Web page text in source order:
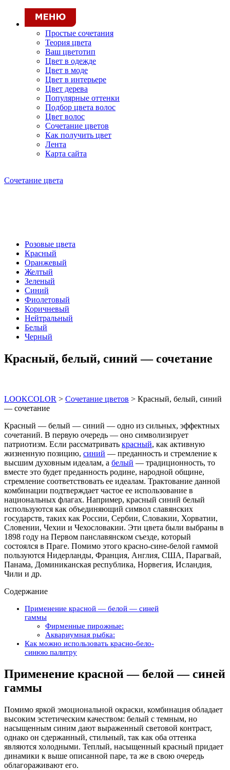
Простые сочетания
Теория цвета
Ваш цветотип
Цвет в одежде
Цвет в моде
Цвет в интерьере
Цвет дерева
Популярные оттенки
Подбор цвета волос
Цвет волос
Сочетание цветов
Как получить цвет
Лента
Карта сайта
Сочетание цвета
Розовые цвета
Красный
Оранжевый
Желтый
Зеленый
Синий
Фиолетовый
Коричневый
Нейтральный
Белый
Черный
Красный, белый, синий — сочетание
LOOKCOLOR > Сочетание цветов > Красный, белый, синий
— сочетание
Красный — белый — синий — одно из сильных, эффектных
сочетаний. В первую очередь — оно символизирует
патриотизм. Если рассматривать красный, как активную
жизненную позицию, синий — преданность и стремление к
высшим духовным идеалам, а белый — традиционность, то
вместе это будет преданность родине, народной общине,
стремление соответствовать ее идеалам. Трактование данной
комбинации подтверждает частое ее использование в
национальных флагах. Например, красный синий белый
используются как объединяющий символ славянских
государств, таких как России, Сербии, Словакии, Хорватии,
Словении, Чехии и Чехословакии. Эти цвета были выбраны в
1898 году на Первом панславянском съезде, который
состоялся в Праге. Помимо этого красно-сине-белой гаммой
пользуются Нидерланды, Франция, Англия, США, Парагвай,
Панама, Доминиканская республика, Норвегия, Исландия,
Чили и др.
Содержание
Применение красной — белой — синей
гаммы
Фирменные пирожные:
Аквариумная рыбка:
Как можно использовать красно-бело-
синюю палитру
Применение красной — белой — синей
гаммы
Помимо яркой эмоциональной окраски, комбинация обладает
высоким эстетическим качеством: белый с темным, но
насыщенным синим дают выраженный световой контраст,
однако он сдержанный, стильный, так как оба оттенка
являются холодными. Теплый, насыщенный красный придает
динамики к выше описанной паре, та же в свою очередь
облагораживают его.